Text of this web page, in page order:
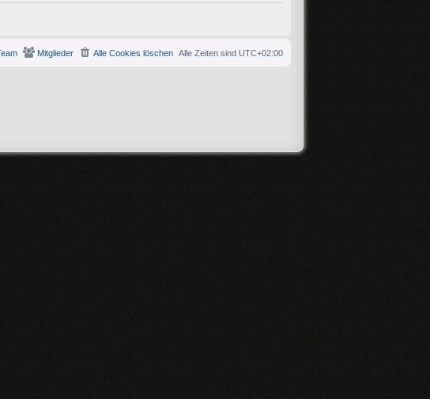
Alle Zeiten sind UTC+02:00
Alle Cookies löschen
Mitglieder